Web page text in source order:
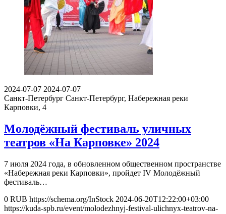
2024-07-07 2024-07-07
Санкт-Петербург Санкт-Петербург, Набережная реки
Карповки, 4
Молодёжный фестиваль уличных
театров «На Карповке» 2024
7 июля 2024 года, в обновленном общественном пространстве
«Набережная реки Карповки», пройдет IV Молодёжный
фестиваль…
0 RUB https://schema.org/InStock 2024-06-20T12:22:00+03:00
https://kuda-spb.ru/event/molodezhnyj-festival-ulichnyx-teatrov-na-